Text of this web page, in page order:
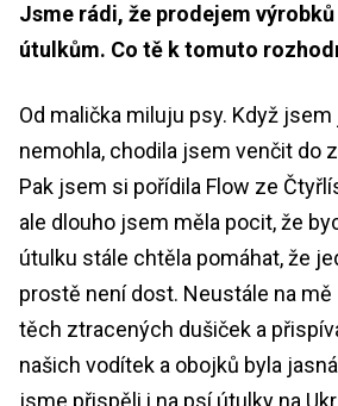
Jsme rádi, že prodejem
útulkům. Co tě k tomuto
Od malička miluju psy. Když
nemohla, chodila jsem venčit do
Pak jsem si pořídila Flow ze
ale dlouho jsem měla pocit, že
útulku stále chtěla pomáhat, že
prostě není dost. Neustále na
těch ztracených dušiček a
našich vodítek a obojků byla
jsme přispěli i na psí útulky na